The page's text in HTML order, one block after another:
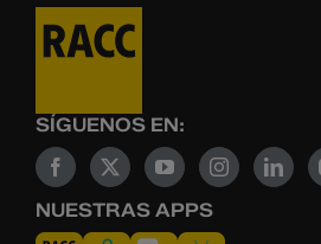
SÍGUENOS EN:
NUESTRAS APPS